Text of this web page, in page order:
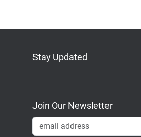
Stay Updated
Join Our Newsletter